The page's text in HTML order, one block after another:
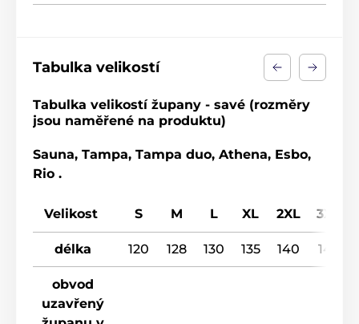
Tabulka velikostí
Tabulka velikostí župany - savé (rozměry
jsou naměřené na produktu)
Sauna, Tampa, Tampa duo, Athena, Esbo,
Rio .
Velikost S M L XL 2XL 3XL
délka 120 128 130 135 140 145
obvod
uzavřený